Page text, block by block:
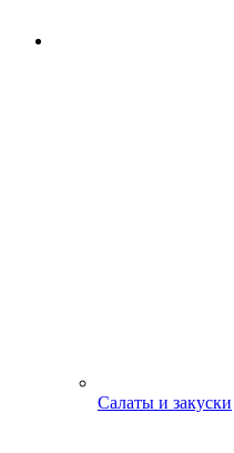
Салаты и закуски